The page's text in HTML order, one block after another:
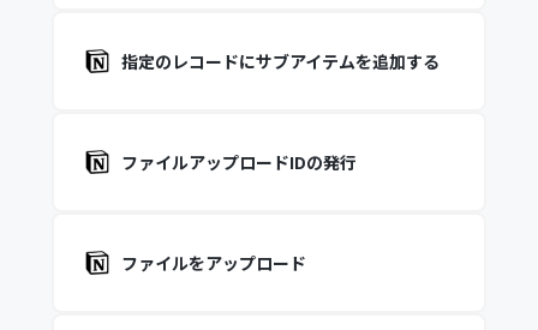
指定のレコードにサブアイテムを追加する
ファイルアップロードIDの発行
ファイルをアップロード